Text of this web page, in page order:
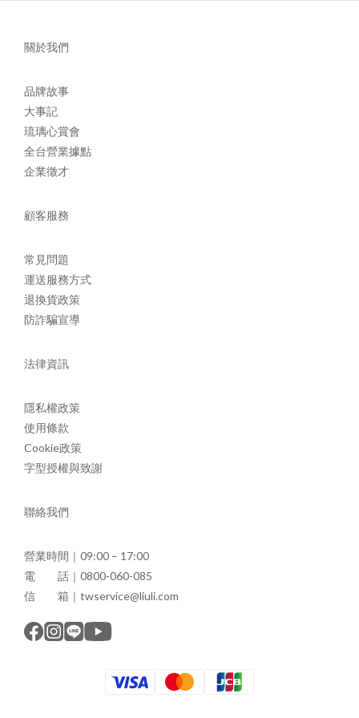
關於我們
品牌故事
大事記
琉璃心賞會
全台營業據點
企業徵才
顧客服務
常見問題
運送服務方式
退換貨政策
防詐騙宣導
法律資訊
隱私權政策
使用條款
Cookie政策
字型授權與致謝
聯絡我們
營業時間｜09:00 – 17:00
電 話｜0800-060-085
信 箱｜twservice@liuli.com